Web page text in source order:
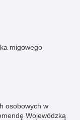
migowego
osobowych w
Wojewódzką